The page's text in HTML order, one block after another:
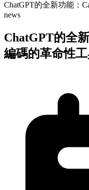
ChatGPT的全新功能：
news
ChatGPT的全
編碼的革命性